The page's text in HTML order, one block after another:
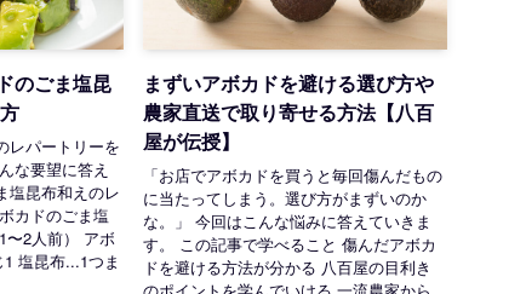
のごま塩昆
レパートリーを
な要望に答え
塩昆布和えのレ
カドのごま塩
〜2人前） アボ
塩昆布...1つま
まずいアボカドを避ける選び方や
農家直送で取り寄せる方法【八百
屋が伝授】
「お店でアボカドを買うと毎回傷んだもの
に当たってしまう。選び方がまずいのか
な。」 今回はこんな悩みに答えていきま
す。 この記事で学べること 傷んだアボカ
ドを避ける方法が分かる 八百屋の目利き